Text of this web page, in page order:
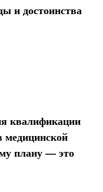
и достоинства
квалификации
медицинской
плану — это